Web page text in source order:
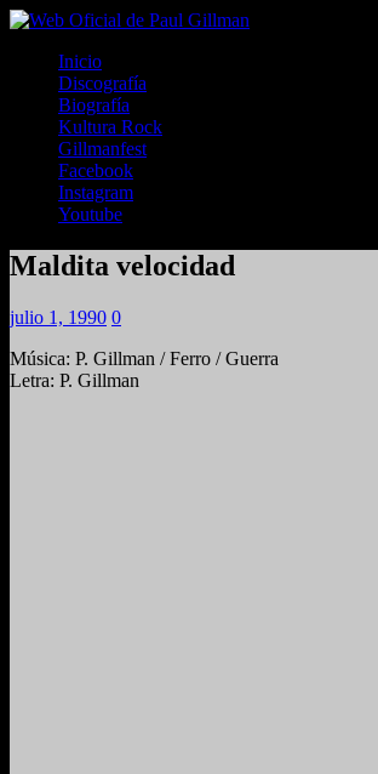
Inicio
Discografía
Biografía
Kultura Rock
Gillmanfest
Facebook
Instagram
Youtube
Maldita velocidad
julio 1, 1990 0
Música: P. Gillman / Ferro / Guerra
Letra: P. Gillman